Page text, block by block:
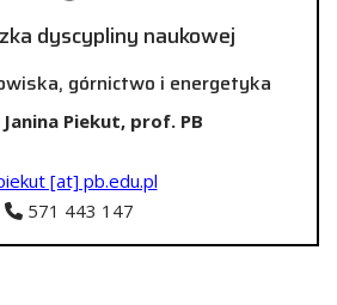
dyscypliny naukowej
górnictwo i energetyka
Piekut, prof. PB
[at] pb.edu.pl
571 443 147